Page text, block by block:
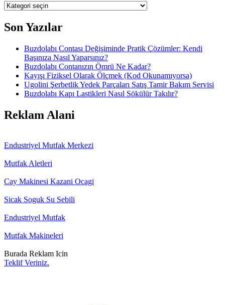
Kategoriler
Son Yazılar
Buzdolabı Contası Değişiminde Pratik Çözümler: Kendi
Başınıza Nasıl Yaparsınız?
Buzdolabı Contanızın Ömrü Ne Kadar?
Kayışı Fiziksel Olarak Ölçmek (Kod Okunamıyorsa)
Ugolini Şerbetlik Yedek Parçaları Satış Tamir Bakım Servisi
Buzdolabı Kapı Lastikleri Nasıl Sökülür Takılır?
Reklam Alani
Endustriyel Mutfak Merkezi
Mutfak Aletleri
Cay Makinesi Kazani Ocagi
Sicak Soguk Su Sebili
Endustriyel Mutfak
Mutfak Makineleri
Burada Reklam Icin
Teklif Veriniz.